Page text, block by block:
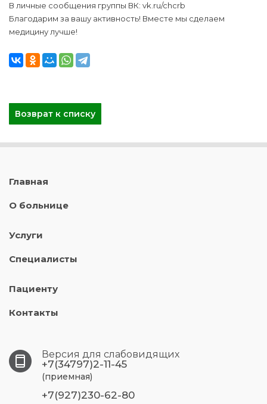
В личные сообщения группы ВК: vk.ru/chcrb
Благодарим за вашу активность! Вместе мы сделаем
медицину лучше!
Возврат к списку
Главная
О больнице
Услуги
Специалисты
Пациенту
Контакты
Версия для слабовидящих
+7(34797)2-11-45
(приемная)
+7(927)230-62-80